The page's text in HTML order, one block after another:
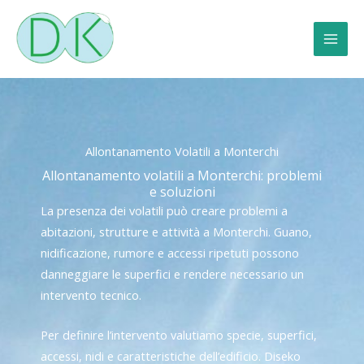
contenuto
Allontanamento Volatili a Monterchi
Allontanamento volatili a Monterchi: problemi
e soluzioni
La presenza dei volatili può creare problemi a
abitazioni, strutture e attività a Monterchi. Guano,
nidificazione, rumore e accessi ripetuti possono
danneggiare le superfici e rendere necessario un
intervento tecnico.
Per definire l’intervento valutiamo specie, superfici,
accessi, nidi e caratteristiche dell’edificio. Diseko